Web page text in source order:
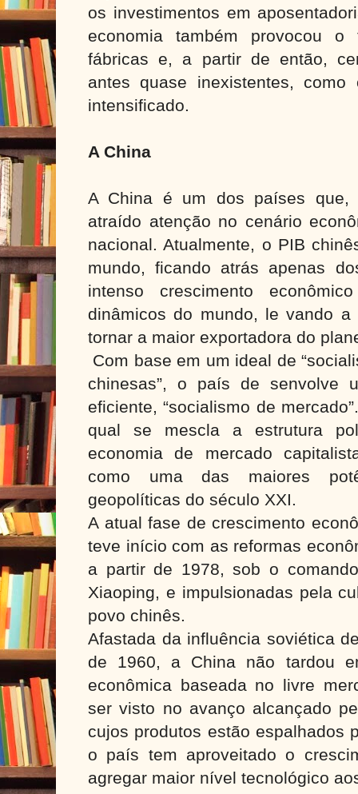
os investimentos em
economia também provocou o
fábricas e, a partir de então,
antes quase inexistentes,
intensificado.
A China
A China é um dos países que,
atraído atenção no cenário
nacional. Atualmente, o PIB
mundo, ficando atrás apenas
intenso crescimento
dinâmicos do mundo, le vando
tornar a maior exportadora do
Com base em um ideal de
chinesas”, o país de senvolve
eficiente, “socialismo de
qual se mescla a estrutura
economia de mercado
como uma das maiores
geopolíticas do século XXI.
A atual fase de crescimento
teve início com as reformas
a partir de 1978, sob o
Xiaoping, e impulsionadas pela
povo chinês.
Afastada da influência soviética
de 1960, a China não tardou
econômica baseada no livre
ser visto no avanço alcançado
cujos produtos estão espalhados
o país tem aproveitado o
agregar maior nível tecnológico